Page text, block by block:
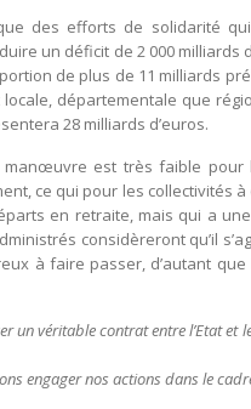
des efforts de solidarité
un déficit de 2 000
de plus de 11 milliards
départementale que
28 milliards d’euros.
est très faible
ce qui pour les collectivités
en retraite, mais qui a
considèreront qu’il
à faire passer, d’autant
un véritable contrat entre l’Etat
engager nos actions dans le